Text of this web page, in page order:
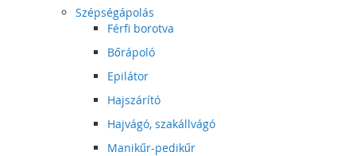
Szépségápolás
Férfi borotva
Bőrápoló
Epilátor
Hajszárító
Hajvágó, szakállvágó
Manikűr-pedikűr